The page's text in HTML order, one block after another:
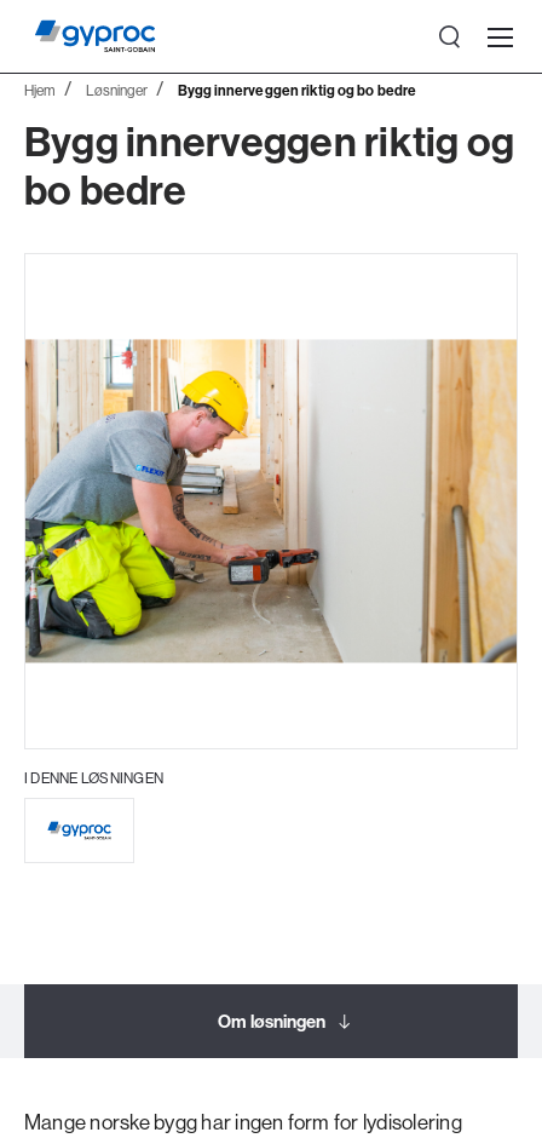
Hjem Løsninger Bygg innerveggen riktig og bo bedre
Bygg innerveggen riktig og
bo bedre
I DENNE LØSNINGEN
Om løsningen
Mange norske bygg har ingen form for lydisolering